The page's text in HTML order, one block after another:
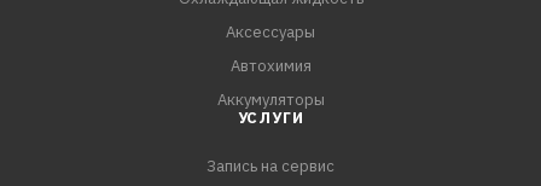
Аксессуары
Автохимия
Аккумуляторы
УСЛУГИ
Запись на сервис